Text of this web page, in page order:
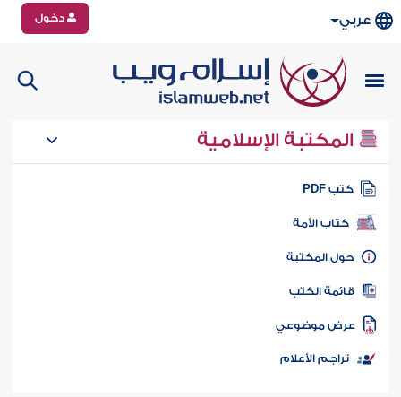
عربي دخول
المكتبة الإسلامية
كتب PDF
كتاب الأمة
المكتبة
الكتب
موضوعي